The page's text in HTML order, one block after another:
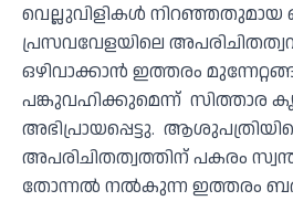
വെല്ലുവിളികൾ നിറഞ്ഞതുമായ
പ്രസവവേളയിലെ
ഒഴിവാക്കാൻ ഇത്തരം
പങ്കുവഹിക്കുമെന്ന്
അഭിപ്രായപ്പെട്ടു.
അപരിചിതത്വത്തിന് പകരം
തോന്നൽ നൽകുന്ന ഇത്തരം